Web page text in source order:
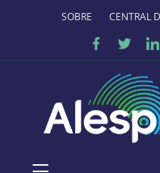
Ir para o conteúdo
SOBRE O PORTAL
CENTRAL